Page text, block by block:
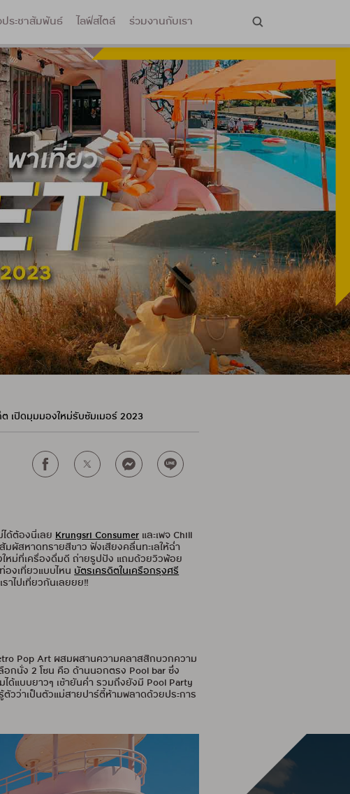
ประชาสัมพันธ์ ไลฟ์สไตล์ ร่วมงานกับเรา
ต เปิดมุมมองใหม่รับซัมเมอร์ 2023
ได้ต้องนี่เลยKrungsri Consumerและเพจ Chill
ผัสหาดทรายสีขาว ฟังเสียงคลื่นทะเลให้ฉ่ำ
ใหม่ที่เครื่องดื่มดี ถ่ายรูปปัง แถมด้วยวิวพ้อย
องเที่ยวแบบไหนบัตรเครดิตในเครือกรุงศรี
าไปเที่ยวกันเลยยย!!
Pop Art ผสมผสานความคลาสสิกบวกความ
อกนั่ง 2 โซน คือ ด้านนอกตรง Pool bar ซึ่ง
ด้แบบยาวๆ เช้ายันค่ำ รวมถึงยังมี Pool Party
วว่าเป็นตัวแม่สายปาร์ตี้ห้ามพลาดด้วยประการ